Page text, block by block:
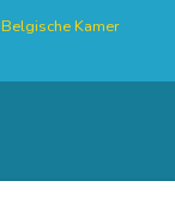
Belgische Kamer